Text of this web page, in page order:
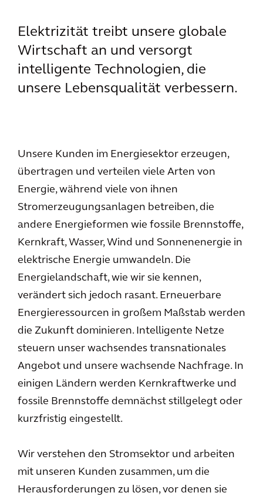
Elektrizität treibt unsere globale
Wirtschaft an und versorgt
intelligente Technologien, die
unsere Lebensqualität verbessern.
Unsere Kunden im Energiesektor erzeugen,
übertragen und verteilen viele Arten von
Energie, während viele von ihnen
Stromerzeugungsanlagen betreiben, die
andere Energieformen wie fossile Brennstoffe,
Kernkraft, Wasser, Wind und Sonnenenergie in
elektrische Energie umwandeln. Die
Energielandschaft, wie wir sie kennen,
verändert sich jedoch rasant. Erneuerbare
Energieressourcen in großem Maßstab werden
die Zukunft dominieren. Intelligente Netze
steuern unser wachsendes transnationales
Angebot und unsere wachsende Nachfrage. In
einigen Ländern werden Kernkraftwerke und
fossile Brennstoffe demnächst stillgelegt oder
kurzfristig eingestellt.
Wir verstehen den Stromsektor und arbeiten
mit unseren Kunden zusammen, um die
Herausforderungen zu lösen, vor denen sie